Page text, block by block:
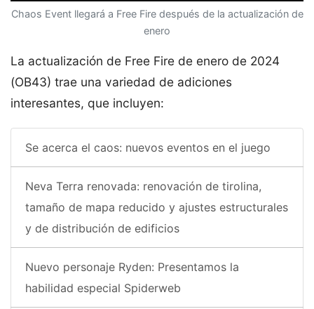
Chaos Event llegará a Free Fire después de la actualización de
enero
La actualización de Free Fire de enero de 2024
(OB43) trae una variedad de adiciones
interesantes, que incluyen:
Se acerca el caos: nuevos eventos en el juego
Neva Terra renovada: renovación de tirolina,
tamaño de mapa reducido y ajustes estructurales
y de distribución de edificios
Nuevo personaje Ryden: Presentamos la
habilidad especial Spiderweb